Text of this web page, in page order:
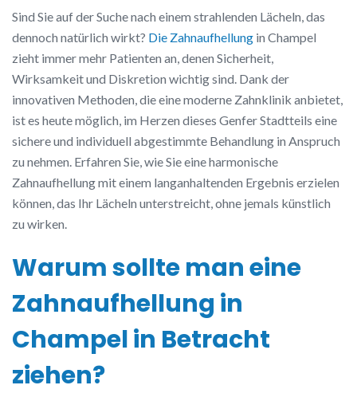
Sind Sie auf der Suche nach einem strahlenden Lächeln, das
dennoch natürlich wirkt? Die Zahnaufhellung in Champel
zieht immer mehr Patienten an, denen Sicherheit,
Wirksamkeit und Diskretion wichtig sind. Dank der
innovativen Methoden, die eine moderne Zahnklinik anbietet,
ist es heute möglich, im Herzen dieses Genfer Stadtteils eine
sichere und individuell abgestimmte Behandlung in Anspruch
zu nehmen. Erfahren Sie, wie Sie eine harmonische
Zahnaufhellung mit einem langanhaltenden Ergebnis erzielen
können, das Ihr Lächeln unterstreicht, ohne jemals künstlich
zu wirken.
Warum sollte man eine
Zahnaufhellung in
Champel in Betracht
ziehen?